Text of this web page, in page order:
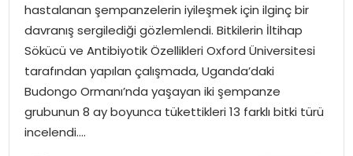
hastalanan şempanzelerin iyileşmek için ilginç bir
davranış sergilediği gözlemlendi. Bitkilerin İltihap
Sökücü ve Antibiyotik Özellikleri Oxford Üniversitesi
tarafından yapılan çalışmada, Uganda’daki
Budongo Ormanı’nda yaşayan iki şempanze
grubunun 8 ay boyunca tükettikleri 13 farklı bitki türü
incelendi….